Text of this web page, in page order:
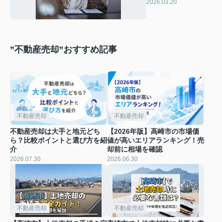
2026.03.20
”不動産売却”おすすめ記事
不動産売却
不動産売却は大手と地元どち
ら？比較ポイントと選び方を紹
介
2026.07.30
不動産売却
【2026年版】高崎市の市場価
値が高いエリアランキング！売
却前に相場を確認
2026.06.30
不動産売却 不動産売却